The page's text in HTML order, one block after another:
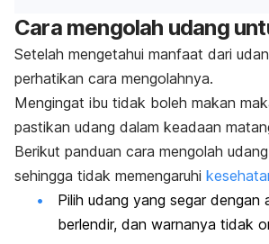
Cara mengolah udang
Setelah mengetahui manfaat dari
perhatikan cara mengolahnya.
Mengingat ibu tidak boleh makan
pastikan udang dalam keadaan
Berikut panduan cara mengolah
sehingga tidak memengaruhi
Pilih udang yang segar dengan
berlendir, dan warnanya tidak